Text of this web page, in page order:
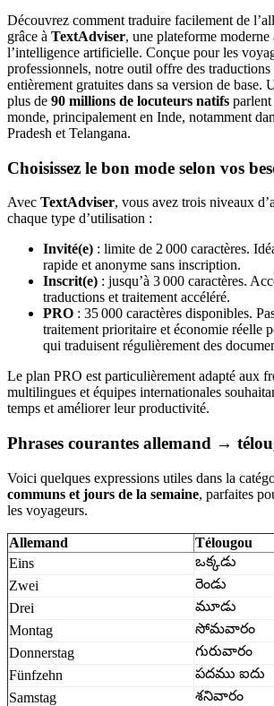
Découvrez comment traduire facilement de
grâce à TextAdviser, une plateforme moderne
l’intelligence artificielle. Conçue pour les
professionnels, notre outil offre des traductions
entièrement gratuites dans sa version de base.
plus de 90 millions de locuteurs natifs
monde, principalement en Inde, notamment
Pradesh et Telangana.
Choisissez le bon mode selon vos
Avec TextAdviser, vous avez trois niveaux
chaque type d’utilisation :
Invité(e) : limite de 2 000 caractères.
rapide et anonyme sans inscription.
Inscrit(e) : jusqu’à 3 000 caractères.
traductions et traitement accéléré.
PRO : 35 000 caractères disponibles.
traitement prioritaire et économie réelle
qui traduisent régulièrement des
Le plan PRO est particulièrement adapté aux
multilingues et équipes internationales
temps et améliorer leur productivité.
Phrases courantes allemand →
Voici quelques expressions utiles dans la
communs et jours de la semaine, parfaites
les voyageurs.
Allemand
Télougou
Eins
ఒక్కడు
Zwei
రెండు
Drei
మూడు
Montag
సోమవారం
Donnerstag
గురువారం
Fünfzehn
పదము ఐదు
Samstag
శనివారం